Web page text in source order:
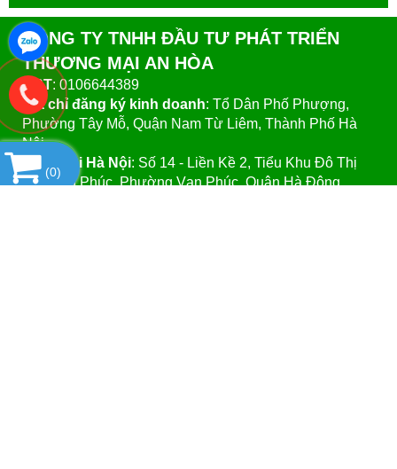
CÔNG TY TNHH ĐẦU TƯ PHÁT TRIỂN
THƯƠNG MẠI AN HÒA
MST: 0106644389
Địa chỉ đăng ký kinh doanh: Tổ Dân Phố Phượng,
Phường Tây Mỗ, Quận Nam Từ Liêm, Thành Phố Hà
Nội.
VPGD tại Hà Nội: Số 14 - Liền Kề 2, Tiểu Khu Đô Thị
Mới Vạn Phúc, Phường Vạn Phúc, Quận Hà Đông,
(0)